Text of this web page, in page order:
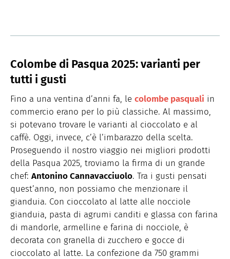
Colombe di Pasqua 2025: varianti per
tutti i gusti
Fino a una ventina d’anni fa, le colombe pasquali in
commercio erano per lo più classiche. Al massimo,
si potevano trovare le varianti al cioccolato e al
caffè. Oggi, invece, c’è l’imbarazzo della scelta.
Proseguendo il nostro viaggio nei migliori prodotti
della Pasqua 2025, troviamo la firma di un grande
chef: Antonino Cannavacciuolo. Tra i gusti pensati
quest’anno, non possiamo che menzionare il
gianduia. Con cioccolato al latte alle nocciole
gianduia, pasta di agrumi canditi e glassa con farina
di mandorle, armelline e farina di nocciole, è
decorata con granella di zucchero e gocce di
cioccolato al latte. La confezione da 750 grammi